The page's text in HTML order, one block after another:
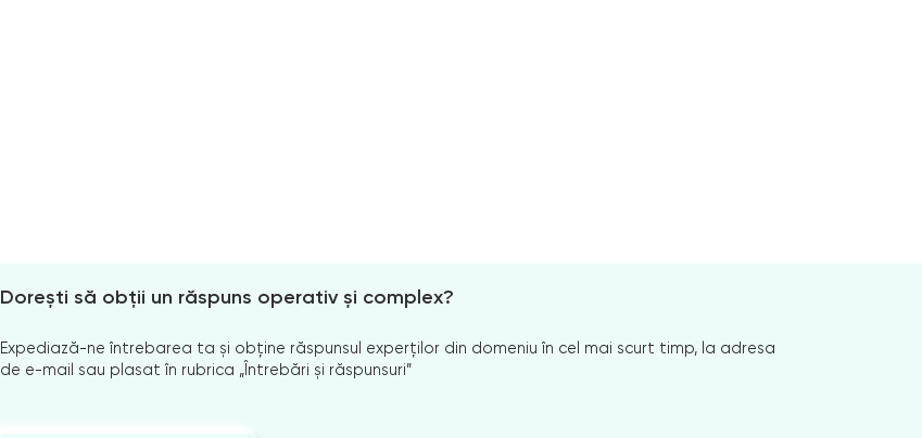
Dorești să obții un răspuns operativ și complex?
Expediază-ne întrebarea ta și obține răspunsul experților din domeniu în cel mai scurt timp, la adresa
de e-mail sau plasat în rubrica „Întrebări și răspunsuri”